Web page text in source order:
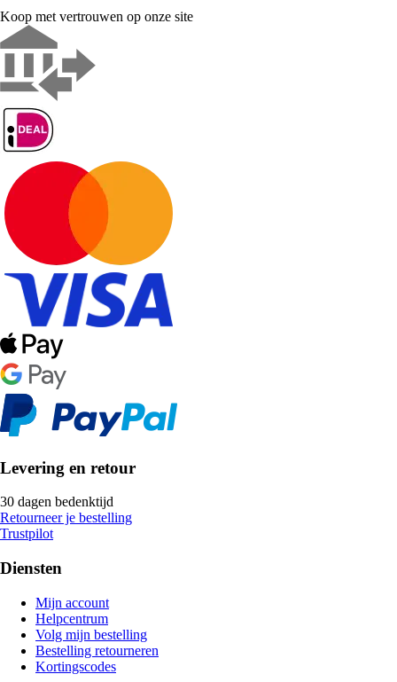
Koop met vertrouwen op onze site
Levering en retour
30 dagen bedenktijd
Retourneer je bestelling
Trustpilot
Diensten
Mijn account
Helpcentrum
Volg mijn bestelling
Bestelling retourneren
Kortingscodes